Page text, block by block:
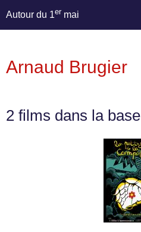
Autour du 1er mai
Arnaud Brugier
2 films dans la base